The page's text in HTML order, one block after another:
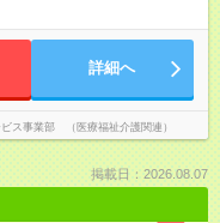
詳細へ
ス事業部 （医療福祉介護関連）
掲載日：2026.08.07